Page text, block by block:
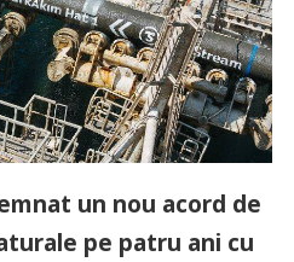
un nou acord de
pe patru ani cu